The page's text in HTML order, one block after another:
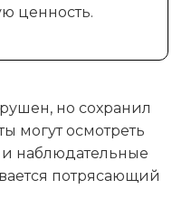
ценность.
но сохранил
могут осмотреть
наблюдательные
потрясающий